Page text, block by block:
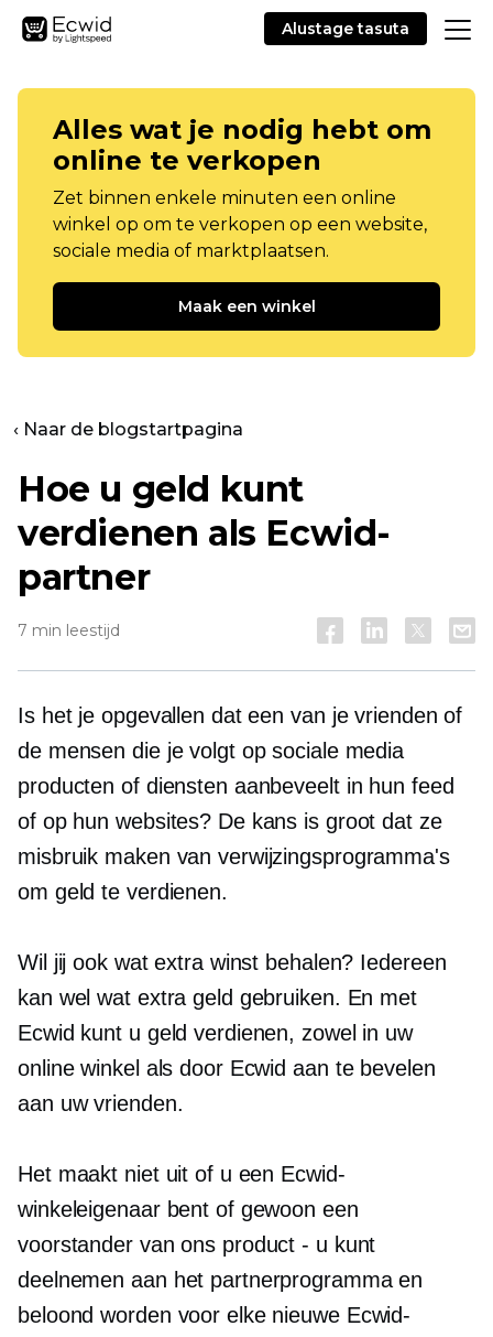
Alustage tasuta
Alles wat je nodig hebt om
online te verkopen
Zet binnen enkele minuten een online
winkel op om te verkopen op een website,
sociale media of marktplaatsen.
Maak een winkel
‹ Naar de blogstartpagina
Hoe u geld kunt
verdienen als Ecwid-
partner
7 min leestijd
Is het je opgevallen dat een van je vrienden of
de mensen die je volgt op sociale media
producten of diensten aanbeveelt in hun feed
of op hun websites? De kans is groot dat ze
misbruik maken van verwijzingsprogramma's
om geld te verdienen.
Wil jij ook wat extra winst behalen? Iedereen
kan wel wat extra geld gebruiken. En met
Ecwid kunt u geld verdienen, zowel in uw
online winkel als door Ecwid aan te bevelen
aan uw vrienden.
Het maakt niet uit of u een Ecwid-
winkeleigenaar bent of gewoon een
voorstander van ons product - u kunt
deelnemen aan het partnerprogramma en
beloond worden voor elke nieuwe Ecwid-